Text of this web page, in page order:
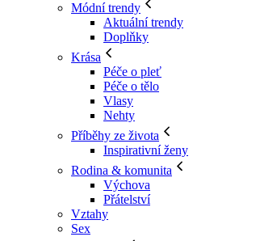
Módní trendy
Aktuální trendy
Doplňky
Krása
Péče o pleť
Péče o tělo
Vlasy
Nehty
Příběhy ze života
Inspirativní ženy
Rodina & komunita
Výchova
Přátelství
Vztahy
Sex